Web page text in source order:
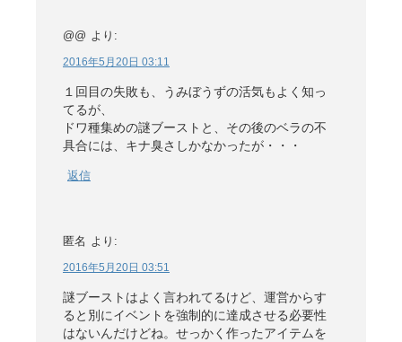
@@ より:
2016年5月20日 03:11
１回目の失敗も、うみぼうずの活気もよく知っ
てるが、
ドワ種集めの謎ブーストと、その後のベラの不
具合には、キナ臭さしかなかったが・・・
返信
匿名 より:
2016年5月20日 03:51
謎ブーストはよく言われてるけど、運営からす
ると別にイベントを強制的に達成させる必要性
はないんだけどね。せっかく作ったアイテムを